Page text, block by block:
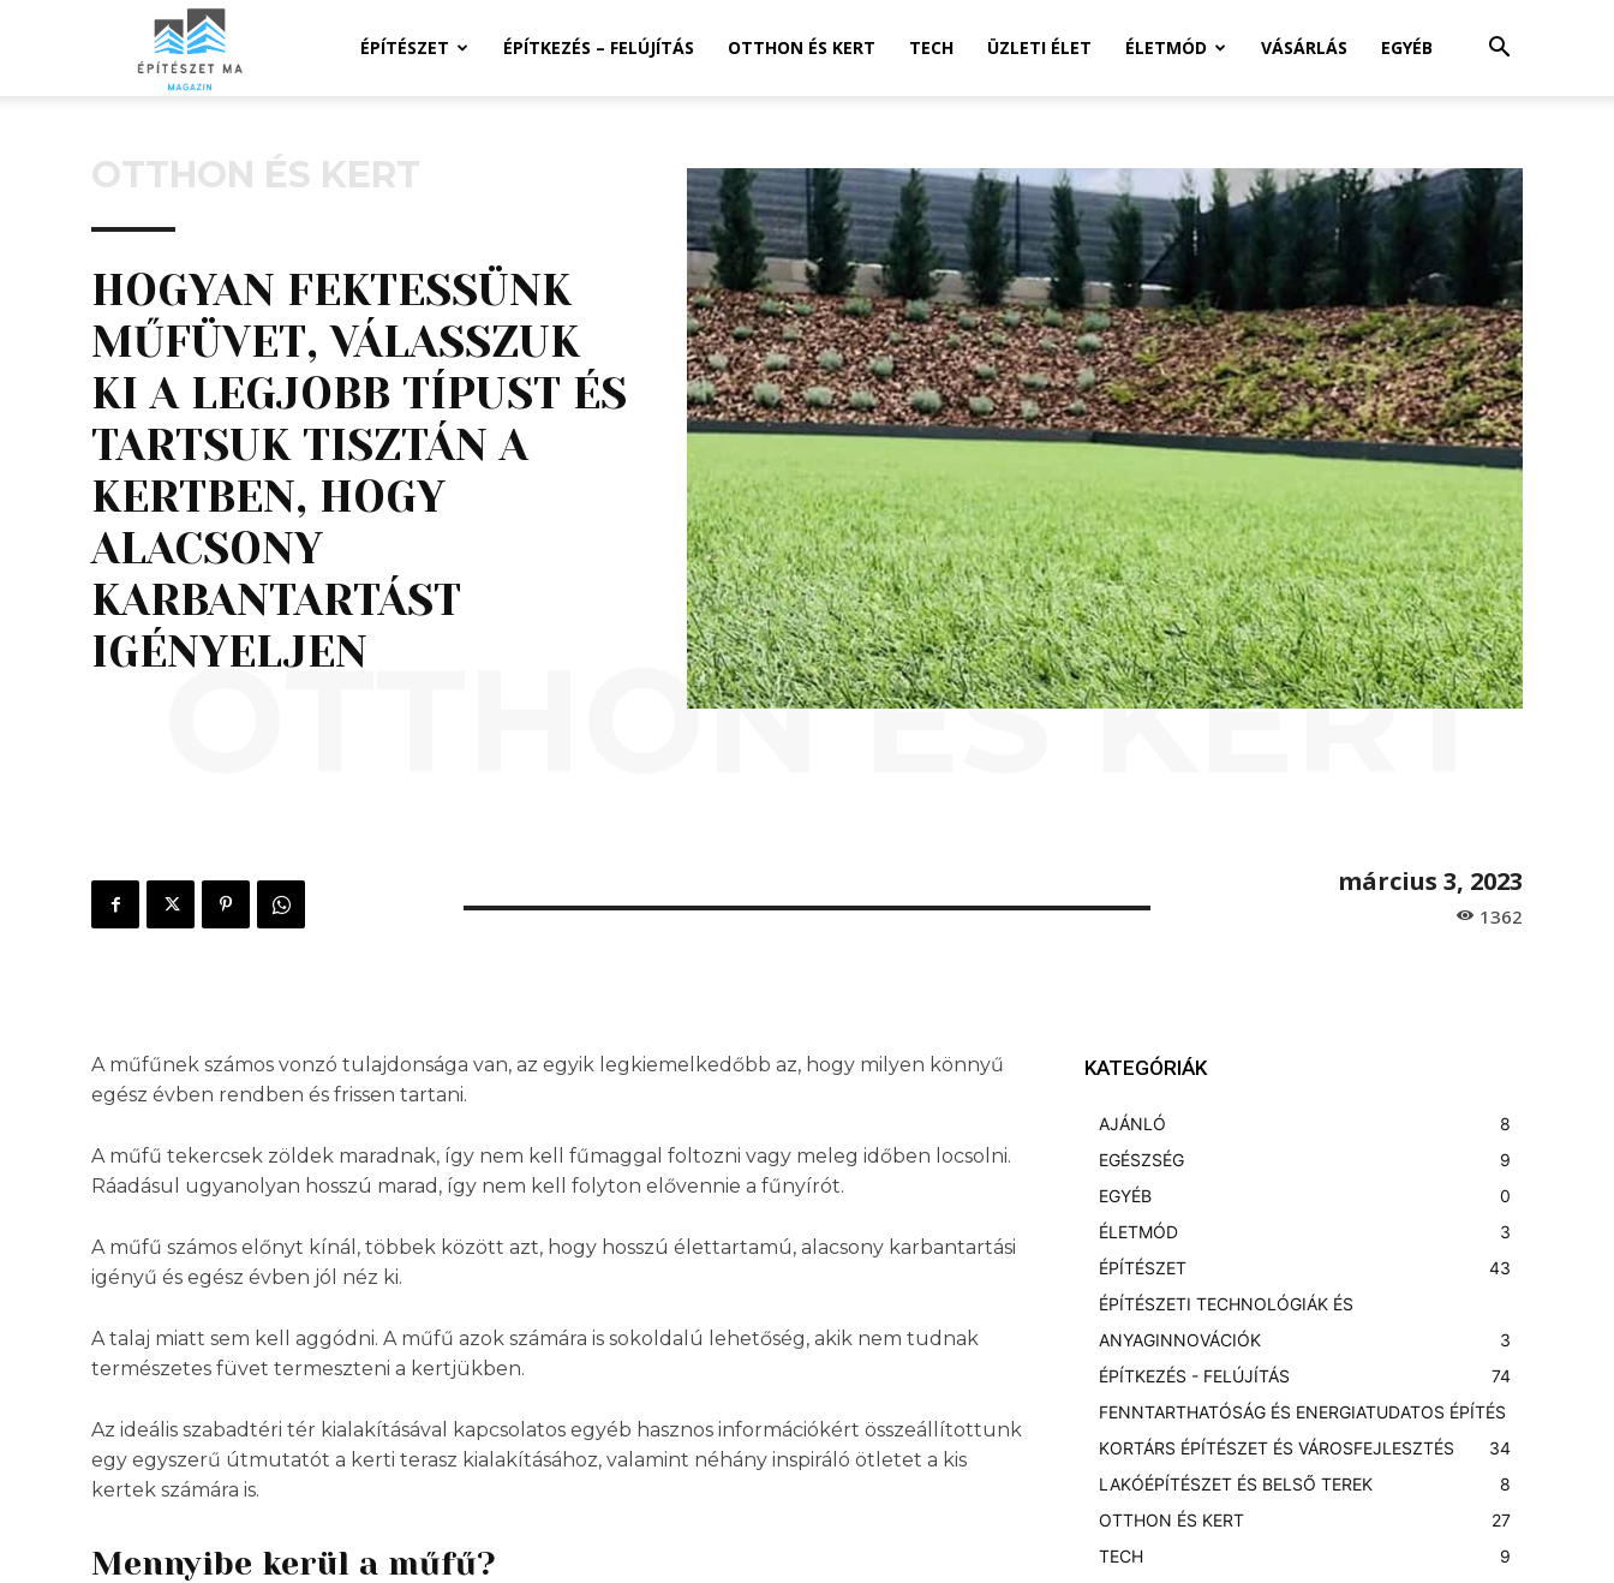
ÉpíteszetiÉPÍTÉSZET ÉPÍTKEZÉS – FELÚJÍTÁS OTTHON ÉS KERT TECH ÜZLETI ÉLET ÉLETMÓD VÁSÁRLÁS EGYÉB
OTTHON ÉS KERT
HOGYAN FEKTESSÜNK
MŰFÜVET, VÁLASSZUK
KI A LEGJOBB TÍPUST ÉS
TARTSUK TISZTÁN A
KERTBEN, HOGY
ALACSONY
KARBANTARTÁST
IGÉNYELJEN
OTTHON ÉS KERT
március 3, 2023
1362
A műfűnek számos vonzó tulajdonsága van, az egyik legkiemelkedőbb az, hogy milyen könnyű
egész évben rendben és frissen tartani.
A műfű tekercsek zöldek maradnak, így nem kell fűmaggal foltozni vagy meleg időben locsolni.
Ráadásul ugyanolyan hosszú marad, így nem kell folyton elővennie a fűnyírót.
A műfű számos előnyt kínál, többek között azt, hogy hosszú élettartamú, alacsony karbantartási
igényű és egész évben jól néz ki.
A talaj miatt sem kell aggódni. A műfű azok számára is sokoldalú lehetőség, akik nem tudnak
természetes füvet termeszteni a kertjükben.
Az ideális szabadtéri tér kialakításával kapcsolatos egyéb hasznos információkért összeállítottunk
egy egyszerű útmutatót a kerti terasz kialakításához, valamint néhány inspiráló ötletet a kis
kertek számára is.
Mennyibe kerül a műfű?
KATEGÓRIÁK
AJÁNLÓ
8
EGÉSZSÉG
9
EGYÉB
0
ÉLETMÓD
3
ÉPÍTÉSZET
43
ÉPÍTÉSZETI TECHNOLÓGIÁK ÉS
ANYAGINNOVÁCIÓK
3
ÉPÍTKEZÉS - FELÚJÍTÁS
74
FENNTARTHATÓSÁG ÉS ENERGIATUDATOS ÉPÍTÉS
4
KORTÁRS ÉPÍTÉSZET ÉS VÁROSFEJLESZTÉS
3
LAKÓÉPÍTÉSZET ÉS BELSŐ TEREK
8
OTTHON ÉS KERT
27
TECH
9